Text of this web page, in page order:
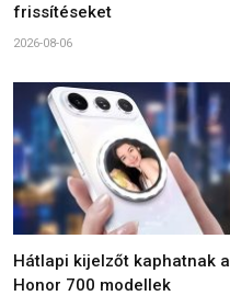
frissítéseket
2026-08-06
Hátlapi kijelzőt kaphatnak a
Honor 700 modellek